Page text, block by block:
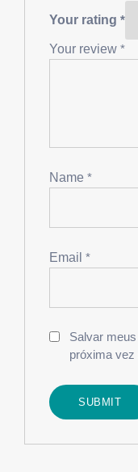
Your rating *
Your review *
Name *
Email *
Salvar
próxima vez